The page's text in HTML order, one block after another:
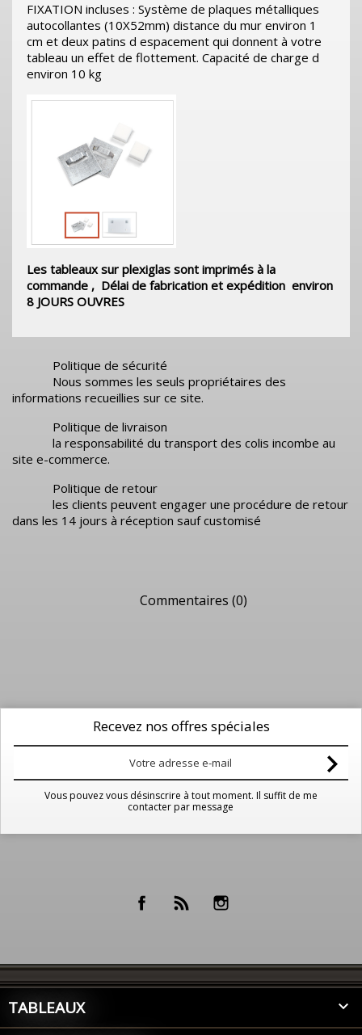
FIXATION incluses : Système de plaques métalliques
autocollantes (10X52mm) distance du mur environ 1
cm et deux patins d espacement qui donnent à votre
tableau un effet de flottement. Capacité de charge d
environ 10 kg
Les tableaux sur plexiglas sont imprimés à la
commande , Délai de fabrication et expédition environ
8 JOURS OUVRES
Politique de sécurité
Nous sommes les seuls propriétaires des
informations recueillies sur ce site.
Politique de livraison
la responsabilité du transport des colis incombe au
site e-commerce.
Politique de retour
les clients peuvent engager une procédure de retour
dans les 14 jours à réception sauf customisé
Commentaires (0)
Recevez nos offres spéciales
Vous pouvez vous désinscrire à tout moment. Il suffit de me
contacter par message
Facebook
Rss Instagram
TABLEAUX 